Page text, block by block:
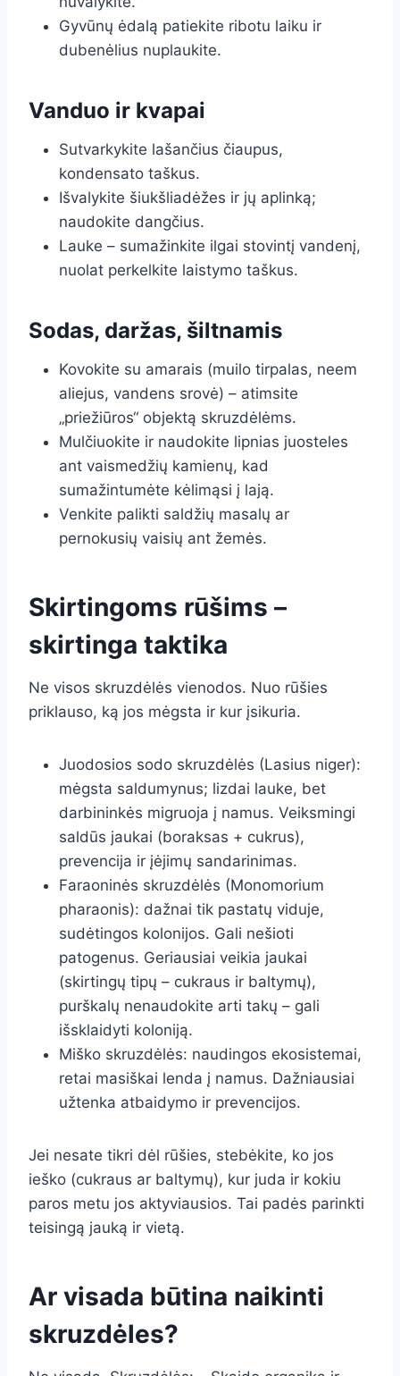
Gyvūnų ėdalą patiekite ribotu laiku ir
dubenėlius nuplaukite.
Vanduo ir kvapai
Sutvarkykite lašančius čiaupus,
kondensato taškus.
Išvalykite šiukšliadėžes ir jų aplinką;
naudokite dangčius.
Lauke – sumažinkite ilgai stovintį vandenį,
nuolat perkelkite laistymo taškus.
Sodas, daržas, šiltnamis
Kovokite su amarais (muilo tirpalas, neem
aliejus, vandens srovė) – atimsite
„priežiūros“ objektą skruzdėlėms.
Mulčiuokite ir naudokite lipnias juosteles
ant vaismedžių kamienų, kad
sumažintumėte kėlimąsi į lają.
Venkite palikti saldžių masalų ar
pernokusių vaisių ant žemės.
Skirtingoms rūšims –
skirtinga taktika
Ne visos skruzdėlės vienodos. Nuo rūšies
priklauso, ką jos mėgsta ir kur įsikuria.
Juodosios sodo skruzdėlės (Lasius niger):
mėgsta saldumynus; lizdai lauke, bet
darbininkės migruoja į namus. Veiksmingi
saldūs jaukai (boraksas + cukrus),
prevencija ir įėjimų sandarinimas.
Faraoninės skruzdėlės (Monomorium
pharaonis): dažnai tik pastatų viduje,
sudėtingos kolonijos. Gali nešioti
patogenus. Geriausiai veikia jaukai
(skirtingų tipų – cukraus ir baltymų),
purškalų nenaudokite arti takų – gali
išsklaidyti koloniją.
Miško skruzdėlės: naudingos ekosistemai,
retai masiškai lenda į namus. Dažniausiai
užtenka atbaidymo ir prevencijos.
Jei nesate tikri dėl rūšies, stebėkite, ko jos
ieško (cukraus ar baltymų), kur juda ir kokiu
paros metu jos aktyviausios. Tai padės parinkti
teisingą jauką ir vietą.
Ar visada būtina naikinti
skruzdėles?